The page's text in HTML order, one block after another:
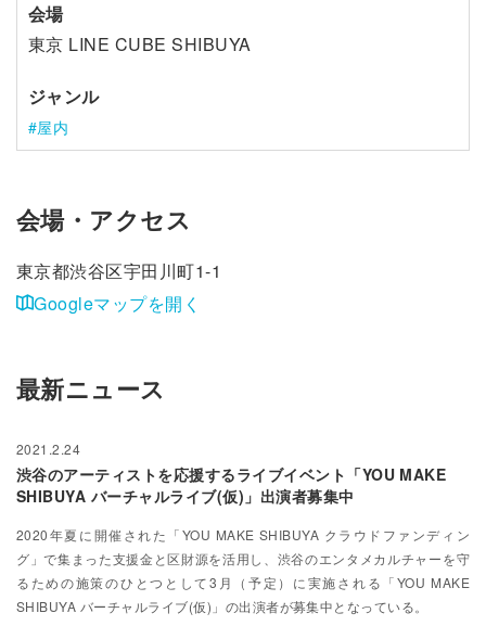
会場
東京 LINE CUBE SHIBUYA
ジャンル
屋内
会場・アクセス
東京都渋谷区宇田川町1-1
Googleマップを開く
最新ニュース
2021.2.24
渋谷のアーティストを応援するライブイベント「YOU MAKE
SHIBUYA バーチャルライブ(仮)」出演者募集中
2020年夏に開催された「YOU MAKE SHIBUYA クラウドファンディン
グ」で集まった支援金と区財源を活用し、渋谷のエンタメカルチャーを守
るための施策のひとつとして3月（予定）に実施される「YOU MAKE
SHIBUYA バーチャルライブ(仮)」の出演者が募集中となっている。